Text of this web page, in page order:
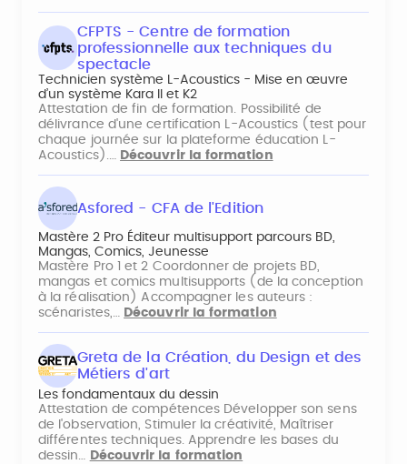
CFPTS - Centre de formation
professionnelle aux techniques du
spectacle
Technicien système L-Acoustics - Mise en œuvre
d’un système Kara II et K2
Attestation de fin de formation. Possibilité de
délivrance d'une certification L-Acoustics (test pour
chaque journée sur la plateforme éducation L-
Acoustics).…
Découvrir la formation
Asfored - CFA de l'Edition
Mastère 2 Pro Éditeur multisupport parcours BD,
Mangas, Comics, Jeunesse
Mastère Pro 1 et 2 Coordonner de projets BD,
mangas et comics multisupports (de la conception
à la réalisation) Accompagner les auteurs :
scénaristes,… Découvrir la formation
Greta de la Création, du Design et des
Métiers d'art
Les fondamentaux du dessin
Attestation de compétences Développer son sens
de l'observation, Stimuler la créativité, Maîtriser
différentes techniques. Apprendre les bases du
dessin… Découvrir la formation